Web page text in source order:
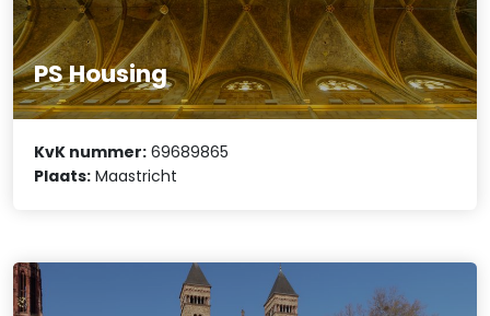
PS Housing
KvK nummer: 69689865
Plaats: Maastricht